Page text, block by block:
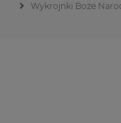
Wykrojnki Boże